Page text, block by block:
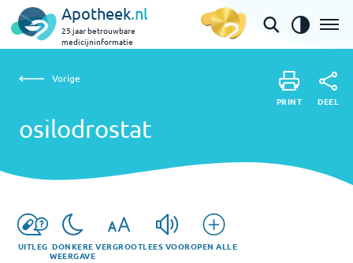
Apotheek.nl
25 jaar betrouwbare
medicijninformatie
osilodrostat
Vorige
osilodrostat
PRINT DEEL
UITLEG DONKERE
WEERGAVE
VERGROOTLEES VOOROPEN ALLE